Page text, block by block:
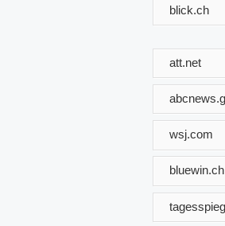
blick.ch
att.net
wsj.com
bluewin.ch